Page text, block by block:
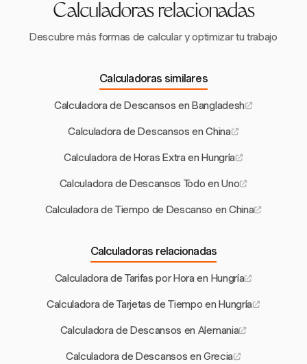
Calculadoras relacionadas
Descubre más formas de calcular y optimizar tu trabajo
Calculadoras similares
Calculadora de Descansos en Bangladesh
Calculadora de Descansos en China
Calculadora de Horas Extra en Hungría
Calculadora de Descansos Todo en Uno
Calculadora de Tiempo de Descanso en China
Calculadoras relacionadas
Calculadora de Tarifas por Hora en Hungría
Calculadora de Tarjetas de Tiempo en Hungría
Calculadora de Descansos en Alemania
Calculadora de Descansos en Grecia